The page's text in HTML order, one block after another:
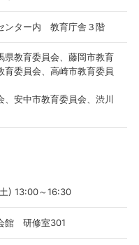
ンター内 教育庁舎３階
県教育委員会、藤岡市教育
育委員会、高崎市教育委員
、安中市教育委員会、渋川
) 13:00～16:30
館 研修室301